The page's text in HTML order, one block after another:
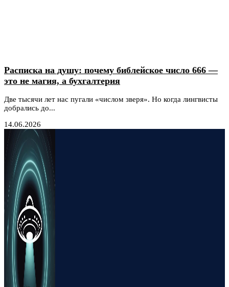
Расписка на душу: почему библейское число 666 —
это не магия, а бухгалтерия
Две тысячи лет нас пугали «числом зверя». Но когда лингвисты
добрались до...
14.06.2026